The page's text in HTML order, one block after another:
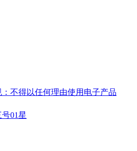
不得以任何理由使用电子产品
01星